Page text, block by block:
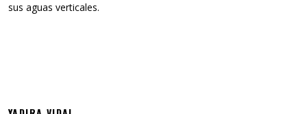
sus aguas verticales.